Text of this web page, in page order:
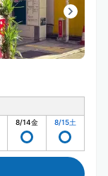
8/14金 8/15土